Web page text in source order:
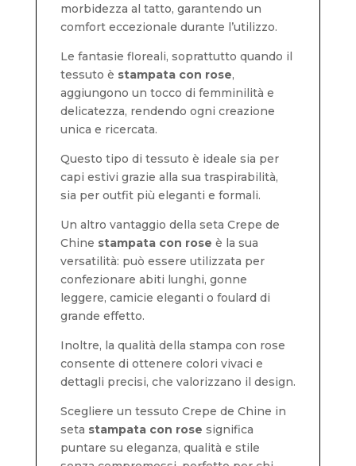
morbidezza al tatto, garantendo un
comfort eccezionale durante l’utilizzo.
Le fantasie floreali, soprattutto quando il
tessuto è stampata con rose,
aggiungono un tocco di femminilità e
delicatezza, rendendo ogni creazione
unica e ricercata.
Questo tipo di tessuto è ideale sia per
capi estivi grazie alla sua traspirabilità,
sia per outfit più eleganti e formali.
Un altro vantaggio della seta Crepe de
Chine stampata con rose è la sua
versatilità: può essere utilizzata per
confezionare abiti lunghi, gonne
leggere, camicie eleganti o foulard di
grande effetto.
Inoltre, la qualità della stampa con rose
consente di ottenere colori vivaci e
dettagli precisi, che valorizzano il design.
Scegliere un tessuto Crepe de Chine in
seta stampata con rose significa
puntare su eleganza, qualità e stile